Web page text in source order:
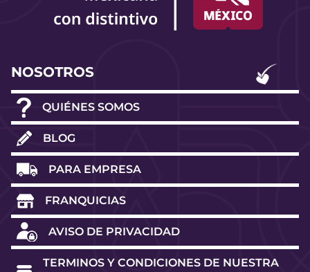
NOSOTROS
QUIÉNES SOMOS
BLOG
PARA EMPRESA
FRANQUICIAS
AVISO DE PRIVACIDAD
TERMINOS Y CONDICIONES DE NUESTRA